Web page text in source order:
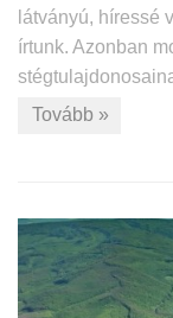
látványú, híressé
írtunk. Azonban
Tovább »